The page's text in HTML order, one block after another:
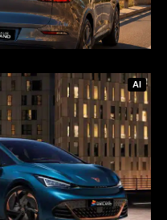
AI